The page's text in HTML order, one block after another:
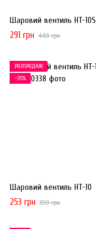
Шаровий вентиль HT-10S
291 грн 448 грн
РОЗПРОДАЖ
−35%
Шаровий вентиль HT-10
253 грн 390 грн